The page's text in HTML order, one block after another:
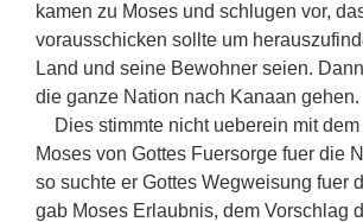
kamen zu Moses und schlugen vor,
vorausschicken sollte um
Land und seine Bewohner seien.
die ganze Nation nach Kanaan gehen.
Dies stimmte nicht ueberein mit dem
Moses von Gottes Fuersorge fuer die
so suchte er Gottes Wegweisung fuer
gab Moses Erlaubnis, dem Vorschlag